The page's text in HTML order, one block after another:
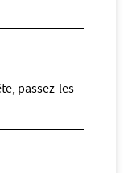
passez-les